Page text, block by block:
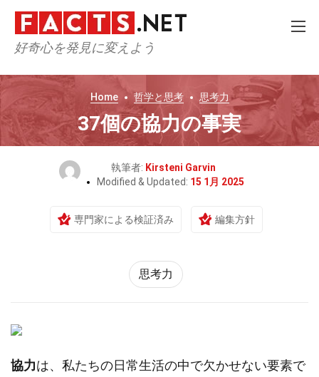
好奇心を発見に変えよう
Home 哲学と思考 思考力
37個の協力の事実
執筆者: Kirsteni Garvin
Modified & Updated: 15 1月 2025
専門家による検証済み 編集方針
思考力
協力は、私たちの日常生活の中で欠かせない要素で